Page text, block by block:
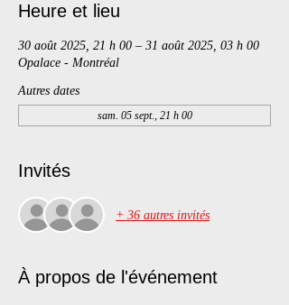
Heure et lieu
30 août 2025, 21 h 00 – 31 août 2025, 03 h 00
Opalace - Montréal
Autres dates
sam. 05 sept., 21 h 00
Invités
+ 36 autres invités
À propos de l'événement